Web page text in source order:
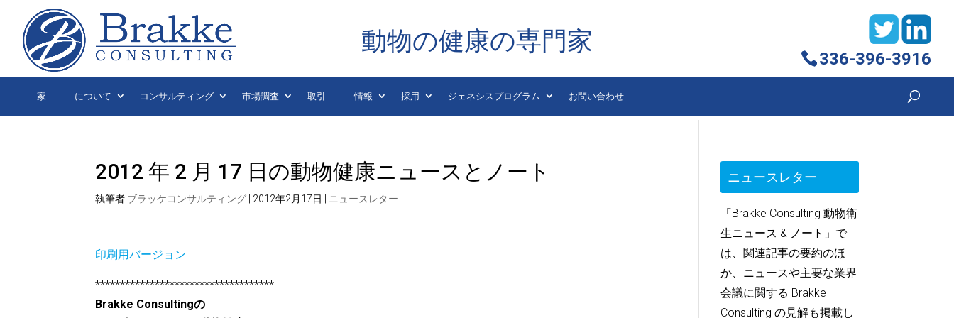
動物の健康の専門家
336-396-3916
家 について コンサルティング 市場調査 取引 情報 採用 ジェネシスプログラム お問い合わせ
2012 年 2 月 17 日の動物健康ニュースとノート
執筆者 ブラッケコンサルティング 2012年2月17日 ニュースレター
印刷用バージョン
************************************
Brakke Consultingの
ニュースレター
「Brakke Consulting 動物衛
生ニュース & ノート」で
は、関連記事の要約のほ
か、ニュースや主要な業界
会議に関する Brakke
Consulting の見解も掲載し